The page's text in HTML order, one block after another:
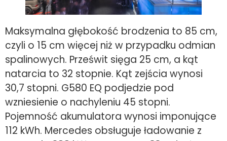
Maksymalna głębokość brodzenia to 85 cm,
czyli o 15 cm więcej niż w przypadku odmian
spalinowych. Prześwit sięga 25 cm, a kąt
natarcia to 32 stopnie. Kąt zejścia wynosi
30,7 stopni. G580 EQ podjedzie pod
wzniesienie o nachyleniu 45 stopni.
Pojemność akumulatora wynosi imponujące
112 kWh. Mercedes obsługuje ładowanie z